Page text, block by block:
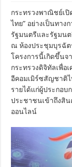
กระทรวงพาณิชย์เปิ
ไทย” อย่างเป็นทา
รัฐมนตรีและรัฐมน
ณ ห้องประชุมบุรฉัต
โครงการนี้เกิดขึ้นจ
กระทรวงดิจิทัลเพื่อ
อีคอมเมิร์ซสัญชาติไ
รายได้แก่ผู้ประกอบ
ประชาชนเข้าถึงสิ
ออนไลน์